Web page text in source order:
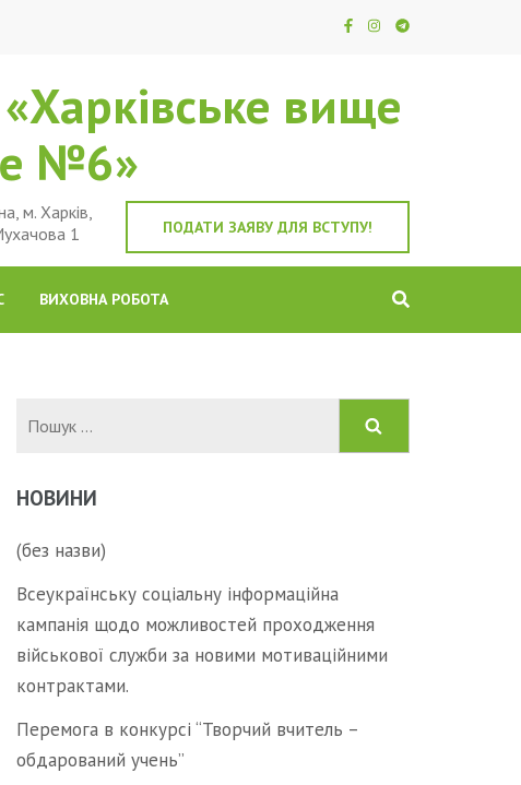
вище
№6»
ПОДАТИ ЗАЯВУ ДЛЯ ВСТУПУ!
м. Харків,
1
ВИХОВНА РОБОТА
Пошук:
НОВИНИ
(без назви)
Всеукраїнську соціальну інформаційна
кампанія щодо можливостей проходження
військової служби за новими мотиваційними
контрактами.
Перемога в конкурсі “Творчий вчитель –
обдарований учень”